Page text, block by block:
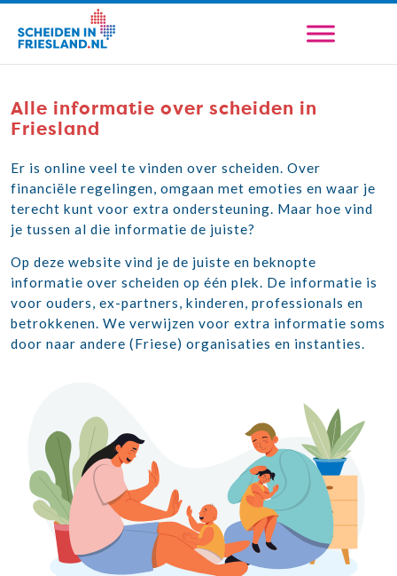
Alle informatie over scheiden in
Friesland
Er is online veel te vinden over scheiden. Over
financiële regelingen, omgaan met emoties en waar je
terecht kunt voor extra ondersteuning. Maar hoe vind
je tussen al die informatie de juiste?
Op deze website vind je de juiste en beknopte
informatie over scheiden op één plek. De informatie is
voor ouders, ex-partners, kinderen, professionals en
betrokkenen. We verwijzen voor extra informatie soms
door naar andere (Friese) organisaties en instanties.